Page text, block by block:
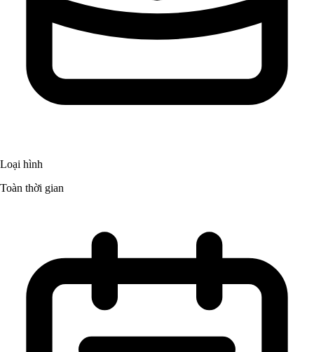
Loại hình
Toàn thời gian